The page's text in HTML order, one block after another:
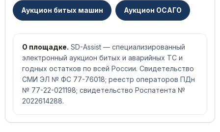
Аукцион битых машин Аукцион ОСАГО
О площадке. SD-Assist — специализированный
электронный аукцион битых и аварийных ТС и
годных остатков по всей России. Свидетельство
СМИ ЭЛ № ФС 77-76018; реестр операторов ПДн
№ 77-22-021198; свидетельство Роспатента №
2022614288.